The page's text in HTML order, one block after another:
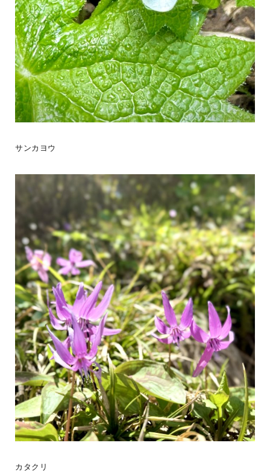
【木の家に暮らして変わったこと】木の家に暮らし始めると、毎日
の中に、小さな変化が増えていきます。・裸足で歩くことが増え
た。・家で過ごす時間が ...続きを読む
2026年08月07日
BESS新潟
新潟県新潟市
niigata.bess.jp
サンカヨウ
カタクリ